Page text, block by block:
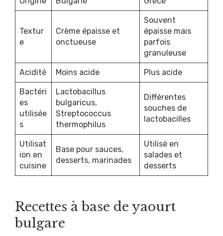
Textur
e
Crème épaisse et
onctueuse
Souvent
épaisse mais
parfois
granuleuse
Acidité Moins acide Plus acide
Bactéri
es
utilisée
s
Lactobacillus
bulgaricus,
Streptococcus
thermophilus
Différentes
souches de
lactobacilles
Utilisat
ion en
cuisine
Base pour sauces,
desserts, marinades
Utilisé en
salades et
desserts
Recettes à base de yaourt
bulgare